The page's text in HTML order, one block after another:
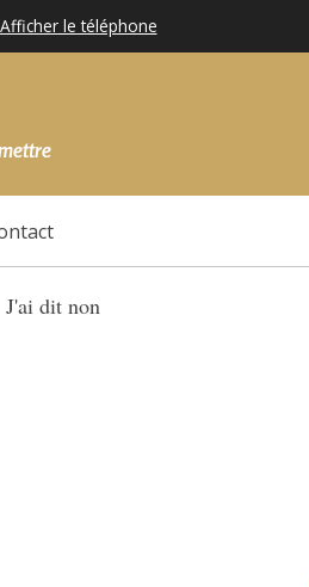
Afficher le téléphone
J'ai dit non